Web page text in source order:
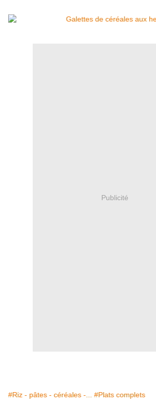
Publicité
#Riz - pâtes - céréales -... #Plats complets